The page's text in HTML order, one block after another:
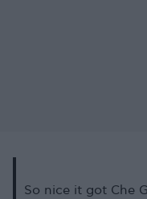
So nice it got Che